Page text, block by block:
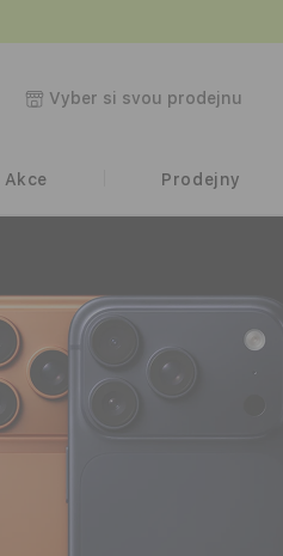
Vyber si svou prodejnu
Akce Prodejny